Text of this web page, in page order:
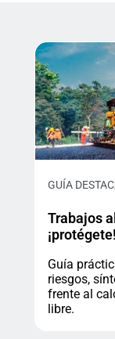
GUÍA
Trabajos
¡protégete!
Guía
riesgos,
frente al
libre.